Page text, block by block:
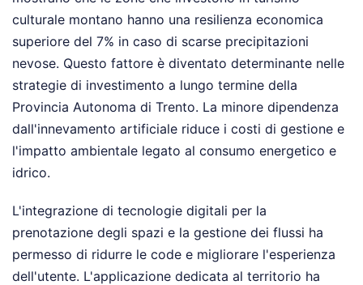
culturale montano hanno una resilienza economica
superiore del 7% in caso di scarse precipitazioni
nevose. Questo fattore è diventato determinante nelle
strategie di investimento a lungo termine della
Provincia Autonoma di Trento. La minore dipendenza
dall'innevamento artificiale riduce i costi di gestione e
l'impatto ambientale legato al consumo energetico e
idrico.
L'integrazione di tecnologie digitali per la
prenotazione degli spazi e la gestione dei flussi ha
permesso di ridurre le code e migliorare l'esperienza
dell'utente. L'applicazione dedicata al territorio ha